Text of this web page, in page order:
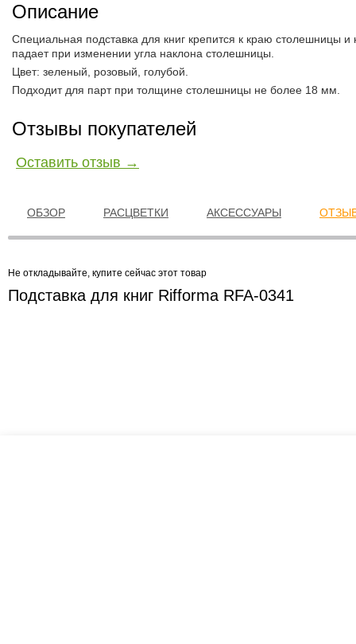
Описание
Специальная подставка для книг крепится к краю столешницы и
падает при изменении угла наклона столешницы.
Цвет: зеленый, розовый, голубой.
Подходит для парт при толщине столешницы не более 18 мм.
Отзывы покупателей
Оставить отзыв →
ОБЗОР РАСЦВЕТКИ АКСЕССУАРЫ
Не откладывайте, купите сейчас этот товар
Подставка для книг Rifforma RFA-0341